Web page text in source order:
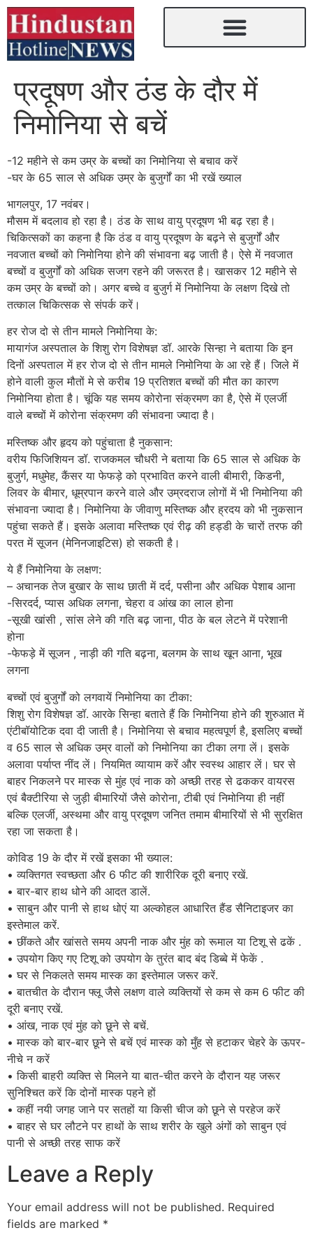
प्रदूषण और ठंड के दौर में
निमोनिया से बचें
-12 महीने से कम उम्र के बच्चों का निमोनिया से बचाव करें
-घर के 65 साल से अधिक उम्र के बुजुर्गों का भी रखें ख्याल
भागलपुर, 17 नवंबर।
मौसम में बदलाव हो रहा है। ठंड के साथ वायु प्रदूषण भी बढ़ रहा है।
चिकित्सकों का कहना है कि ठंड व वायु प्रदूषण के बढ़ने से बुजुर्गों और
नवजात बच्चों को निमोनिया होने की संभावना बढ़ जाती है। ऐसे में नवजात
बच्चों व बुजुर्गों को अधिक सजग रहने की जरूरत है। खासकर 12 महीने से
कम उम्र के बच्चों को। अगर बच्चे व बुजुर्ग में निमोनिया के लक्षण दिखे तो
तत्काल चिकित्सक से संपर्क करें।
हर रोज दो से तीन मामले निमोनिया के:
मायागंज अस्पताल के शिशु रोग विशेषज्ञ डॉ. आरके सिन्हा ने बताया कि इन
दिनों अस्पताल में हर रोज दो से तीन मामले निमोनिया के आ रहे हैं। जिले में
होने वाली कुल मौतों मे से करीब 19 प्रतिशत बच्चों की मौत का कारण
निमोनिया होता है। चूंकि यह समय कोरोना संक्रमण का है, ऐसे में एलर्जी
वाले बच्चों में कोरोना संक्रमण की संभावना ज्यादा है।
मस्तिष्क और हृदय को पहुंचाता है नुकसान:
वरीय फिजिशियन डॉ. राजकमल चौधरी ने बताया कि 65 साल से अधिक के
बुजुर्ग, मधुमेह, कैंसर या फेफड़े को प्रभावित करने वाली बीमारी, किडनी,
लिवर के बीमार, धूम्रपान करने वाले और उम्रदराज लोगों में भी निमोनिया की
संभावना ज्यादा है। निमोनिया के जीवाणु मस्तिष्क और ह्रदय को भी नुकसान
पहुंचा सकते हैं। इसके अलावा मस्तिष्क एवं रीढ़ की हड्डी के चारों तरफ की
परत में सूजन (मेनिनजाइटिस) हो सकती है।
ये हैं निमोनिया के लक्षण:
– अचानक तेज बुखार के साथ छाती में दर्द, पसीना और अधिक पेशाब आना
-सिरदर्द, प्यास अधिक लगना, चेहरा व आंख का लाल होना
-सूखी खांसी , सांस लेने की गति बढ़ जाना, पीठ के बल लेटने में परेशानी
होना
-फेफड़े में सूजन , नाड़ी की गति बढ़ना, बलगम के साथ खून आना, भूख
लगना
बच्चों एवं बुजुर्गों को लगवायें निमोनिया का टीका:
शिशु रोग विशेषज्ञ डॉ. आरके सिन्हा बताते हैं कि निमोनिया होने की शुरुआत में
एंटीबॉयोटिक दवा दी जाती है। निमोनिया से बचाव महत्वपूर्ण है, इसलिए बच्चों
व 65 साल से अधिक उम्र वालों को निमोनिया का टीका लगा लें। इसके
अलावा पर्याप्त नींद लें। नियमित व्यायाम करें और स्वस्थ आहार लें। घर से
बाहर निकलने पर मास्क से मुंह एवं नाक को अच्छी तरह से ढककर वायरस
एवं बैक्टीरिया से जुड़ी बीमारियों जैसे कोरोना, टीबी एवं निमोनिया ही नहीं
बल्कि एलर्जी, अस्थमा और वायु प्रदूषण जनित तमाम बीमारियों से भी सुरक्षित
रहा जा सकता है।
कोविड 19 के दौर में रखें इसका भी ख्याल:
• व्यक्तिगत स्वच्छता और 6 फीट की शारीरिक दूरी बनाए रखें.
• बार-बार हाथ धोने की आदत डालें.
• साबुन और पानी से हाथ धोएं या अल्कोहल आधारित हैंड सैनिटाइजर का
इस्तेमाल करें.
• छींकते और खांसते समय अपनी नाक और मुंह को रूमाल या टिशू से ढकें .
• उपयोग किए गए टिशू को उपयोग के तुरंत बाद बंद डिब्बे में फेकें .
• घर से निकलते समय मास्क का इस्तेमाल जरूर करें.
• बातचीत के दौरान फ्लू जैसे लक्षण वाले व्यक्तियों से कम से कम 6 फीट की
दूरी बनाए रखें.
• आंख, नाक एवं मुंह को छूने से बचें.
• मास्क को बार-बार छूने से बचें एवं मास्क को मुँह से हटाकर चेहरे के ऊपर-
नीचे न करें
• किसी बाहरी व्यक्ति से मिलने या बात-चीत करने के दौरान यह जरूर
सुनिश्चित करें कि दोनों मास्क पहने हों
• कहीं नयी जगह जाने पर सतहों या किसी चीज को छूने से परहेज करें
• बाहर से घर लौटने पर हाथों के साथ शरीर के खुले अंगों को साबुन एवं
पानी से अच्छी तरह साफ करें
Leave a Reply
Your email address will not be published. Required
fields are marked *